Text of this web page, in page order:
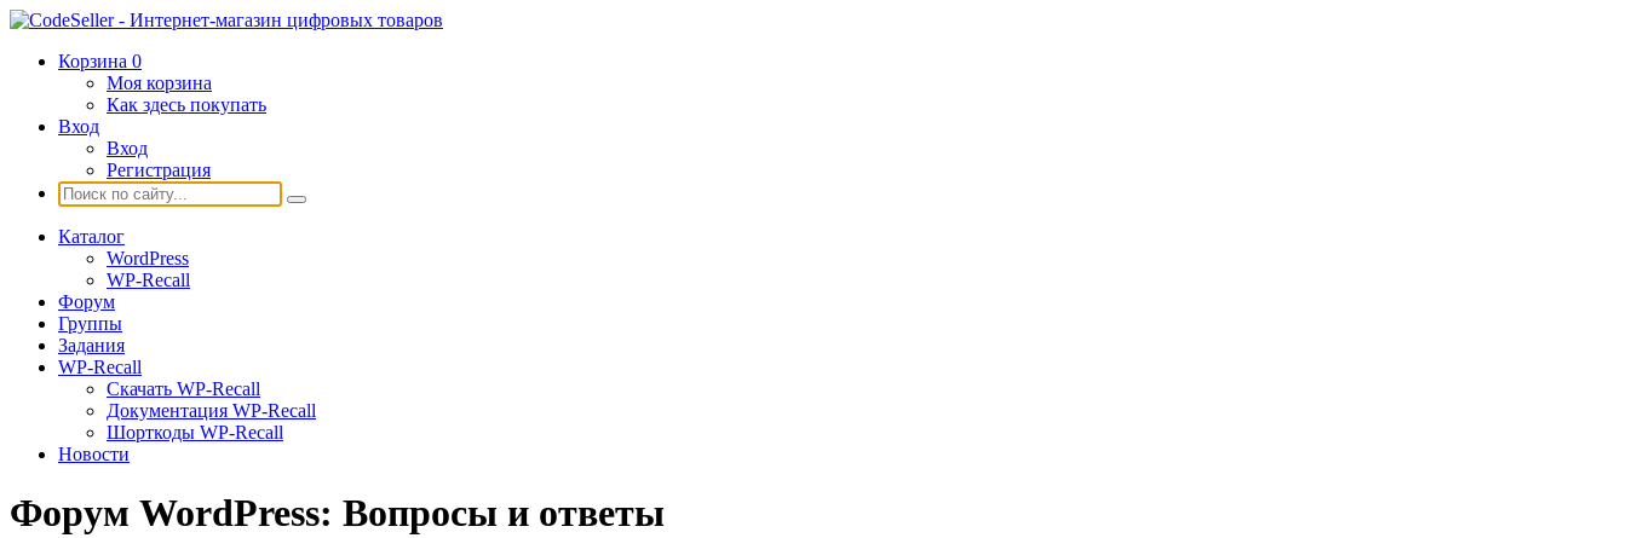
Корзина 0
Моя корзина
Как здесь покупать
Вход
Вход
Регистрация
Каталог
WordPress
WP-Recall
Форум
Группы
Задания
WP-Recall
Скачать WP-Recall
Документация WP-Recall
Шорткоды WP-Recall
Новости
Форум WordPress: Вопросы и ответы